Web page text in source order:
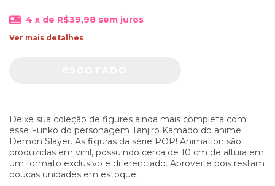
4 x de R$39,98 sem juros
Ver mais detalhes
Deixe sua coleção de figures ainda mais completa com
esse Funko do personagem Tanjiro Kamado do anime
Demon Slayer. As figuras da série POP! Animation são
produzidas em vinil, possuindo cerca de 10 cm de altura em
um formato exclusivo e diferenciado. Aproveite pois restam
poucas unidades em estoque.